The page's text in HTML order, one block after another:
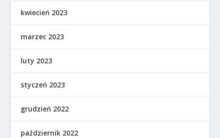
kwiecień 2023
marzec 2023
luty 2023
styczeń 2023
grudzień 2022
październik 2022